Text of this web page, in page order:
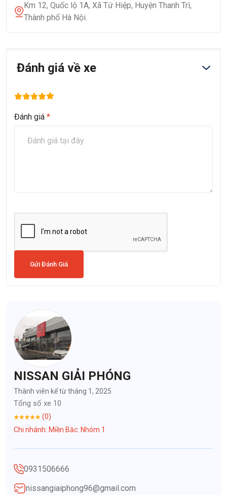
Km 12, Quốc lộ 1A, Xã Tứ Hiệp, Huyện Thanh Trì,
Thành phố Hà Nội.
Đánh giá về xe
Đánh giá *
Gửi Đánh Giá
NISSAN GIẢI PHÓNG
Thành viên kể từ tháng 1, 2025
Tổng số xe 10
(0)
Chi nhánh: Miền Băc: Nhóm 1
0931506666
nissangiaiphong96@gmail.com